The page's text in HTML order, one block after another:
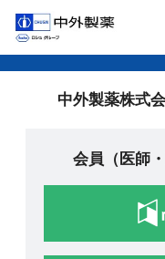
中外製薬株式
会員（医師